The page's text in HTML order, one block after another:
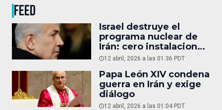
FEED
Israel destruye el
programa nuclear de
Irán: cero instalaciones
operativas
12 abril, 2026 a las 01:36 PDT
Papa León XIV condena
guerra en Irán y exige
diálogo
12 abril, 2026 a las 01:04 PDT